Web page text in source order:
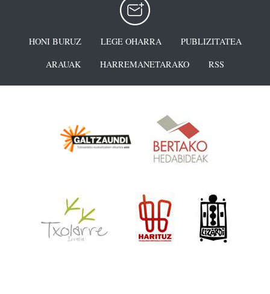
HONI BURUZ LEGE OHARRA
PUBLIZITATEA
ARAUAK
HARREMANETARAKO RSS